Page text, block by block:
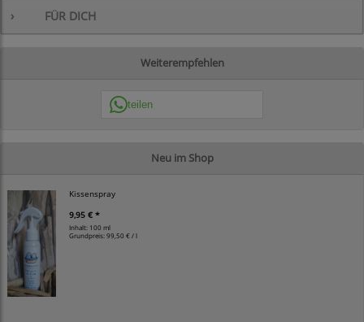
› FÜR DICH
Weiterempfehlen
teilen
Neu im Shop
Kissenspray
9,95 € *
Inhalt: 100 ml
Grundpreis:99,50 € / l